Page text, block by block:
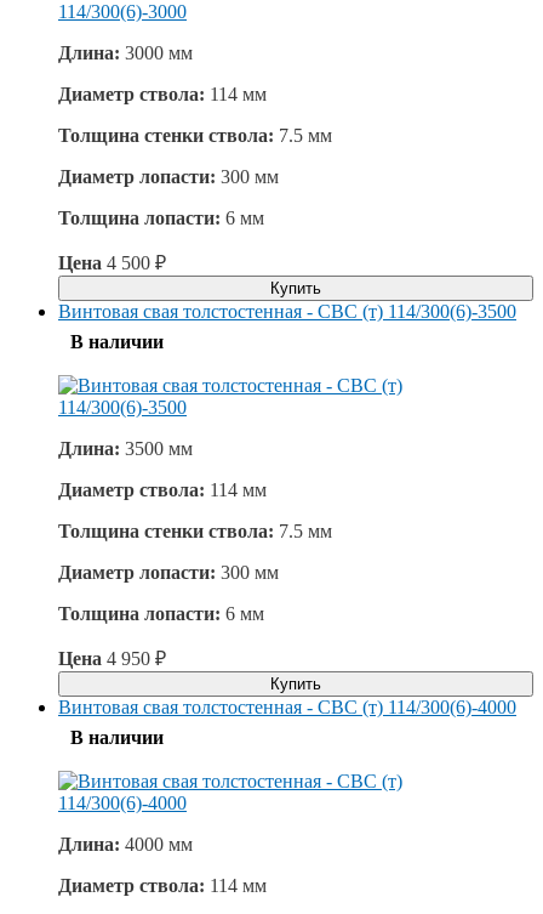
Длина: 3000 мм
Диаметр ствола: 114 мм
Толщина стенки ствола: 7.5 мм
Диаметр лопасти: 300 мм
Толщина лопасти: 6 мм
Цена 4 500 ₽
Купить
Винтовая свая толстостенная - СВС (т) 114/300(6)-3500
В наличии
Длина: 3500 мм
Диаметр ствола: 114 мм
Толщина стенки ствола: 7.5 мм
Диаметр лопасти: 300 мм
Толщина лопасти: 6 мм
Цена 4 950 ₽
Купить
Винтовая свая толстостенная - СВС (т) 114/300(6)-4000
В наличии
Длина: 4000 мм
Диаметр ствола: 114 мм